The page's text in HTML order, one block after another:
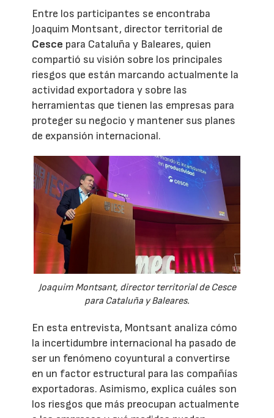
Entre los participantes se encontraba
Joaquim Montsant, director territorial de
Cesce para Cataluña y Baleares, quien
compartió su visión sobre los principales
riesgos que están marcando actualmente la
actividad exportadora y sobre las
herramientas que tienen las empresas para
proteger su negocio y mantener sus planes
de expansión internacional.
Joaquim Montsant, director territorial de Cesce
para Cataluña y Baleares.
En esta entrevista, Montsant analiza cómo
la incertidumbre internacional ha pasado de
ser un fenómeno coyuntural a convertirse
en un factor estructural para las compañías
exportadoras. Asimismo, explica cuáles son
los riesgos que más preocupan actualmente